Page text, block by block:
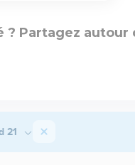
? Partagez autour
21